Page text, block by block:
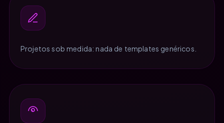
Projetos sob medida: nada de templates genéricos.